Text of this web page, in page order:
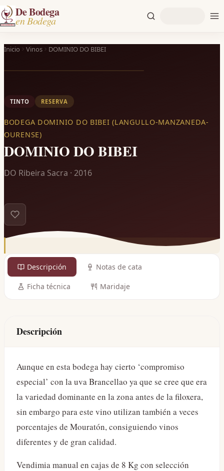
De Bodega
en Bodega
Inicio Vinos DOMINIO DO BIBEI
2016
TINTO RESERVA
BODEGA DOMINIO DO BIBEI (LANGULLO-MANZANEDA-
OURENSE)
DOMINIO DO BIBEI
DO Ribeira Sacra · 2016
Descripción Notas de cata
Ficha técnica Maridaje
Descripción
Aunque en esta bodega hay cierto ‘compromiso
especial’ con la uva Brancellao ya que se cree que era
la variedad dominante en la zona antes de la filoxera,
sin embargo para este vino utilizan también a veces
porcentajes de Mouratón, consiguiendo vinos
diferentes y de gran calidad.
Vendimia manual en cajas de 8 Kg con selección